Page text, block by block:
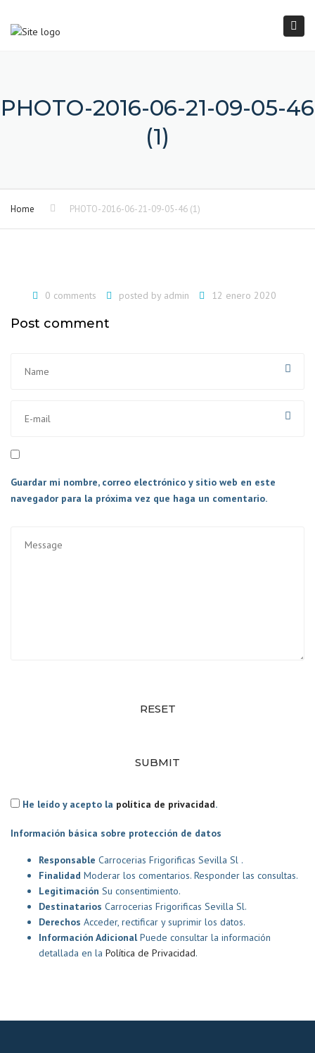
PHOTO-2016-06-21-09-05-46
(1)
Home PHOTO-2016-06-21-09-05-46 (1)
0 comments posted by admin 12 enero 2020
Post comment
Guardar mi nombre, correo electrónico y sitio web en este
navegador para la próxima vez que haga un comentario.
RESET
SUBMIT
He leído y acepto la política de privacidad.
Información básica sobre protección de datos
Responsable Carrocerias Frigorificas Sevilla Sl .
Finalidad Moderar los comentarios. Responder las consultas.
Legitimación Su consentimiento.
Destinatarios Carrocerias Frigorificas Sevilla Sl.
Derechos Acceder, rectificar y suprimir los datos.
Información AdicionalPuede consultar la información
detallada en la Política de Privacidad.